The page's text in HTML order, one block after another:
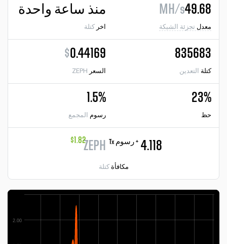
49.68
MH/s
معدل تجزئة الشبكة
منذ ساعة واحدة
اخر كتلة
835683
كتلة التعدين
0.44169
$
السعر
23%
حظ
1.5%
رسوم المجمع
4.118 + رسوم Tx ZEPH
$1.82
مكافأةكتلة
2.00